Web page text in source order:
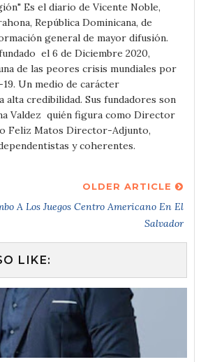
Es el diario de Vicente Noble,
República Dominicana, de
general de mayor difusión.
el 6 de Diciembre 2020,
de las peores crisis mundiales por
Un medio de carácter
alta credibilidad. Sus fundadores son
Valdez quién figura como Director
Feliz Matos Director-Adjunto,
y coherentes.
OLDER ARTICLE
A Los Juegos Centro Americano En El
Salvador
LIKE: